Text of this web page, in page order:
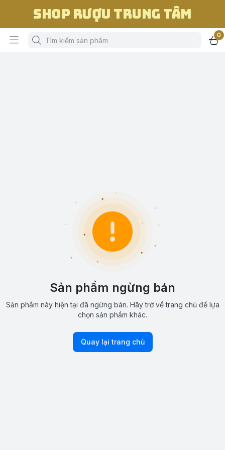
Shop Rượu Trung Tâm
0
Sản phẩm ngừng bán
Sản phẩm này hiện tại đã ngừng bán. Hãy trở về trang chủ để lựa
chọn sản phẩm khác.
Quay lại trang chủ